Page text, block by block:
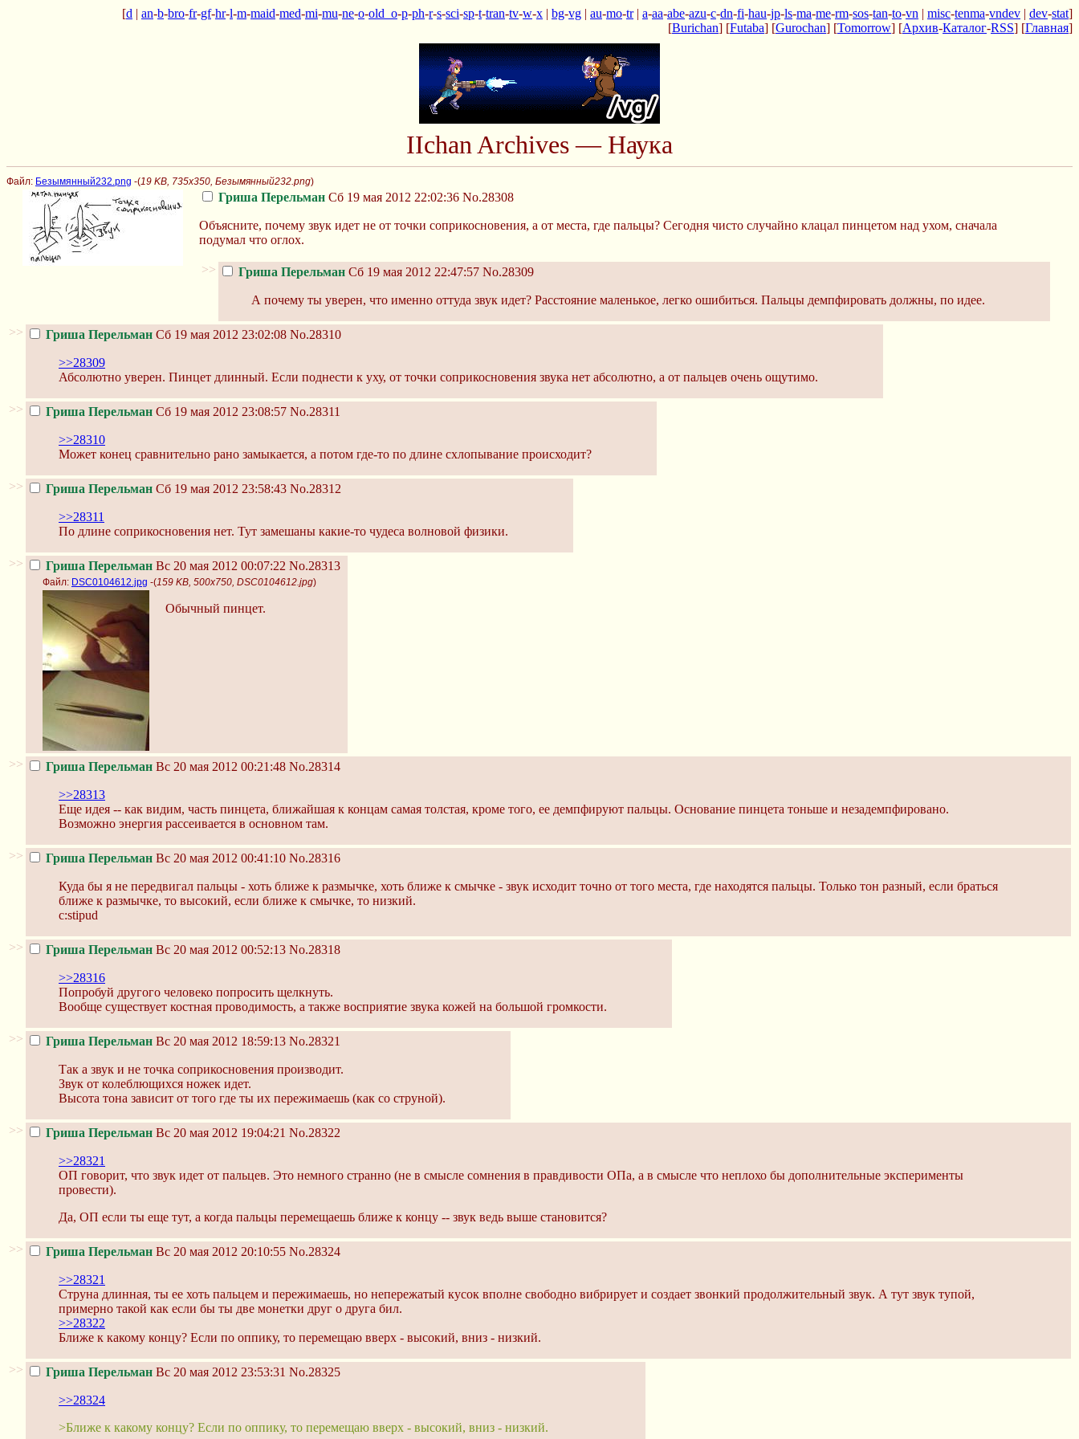
[d | an-b-bro-fr-gf-hr-l-m-maid-med-mi-mu-ne-o-old_o-p-ph-r-s-sci-sp-t-tran-tv-w-x | bg-vg | au-mo-tr| a-aa-abe-azu-c-dn-fi-hau-jp-ls-ma-me-rm-sos-tan-to-vn | misc-tenma-vndev | dev-stat]
[Burichan] [Futaba] [Gurochan] [Tomorrow] [Архив-Каталог-RSS] [Главная]
IIchan Archives — Наука
Файл: Безымянный232.png -(19 KB, 735x350, Безымянный232.png)
Гриша Перельман Сб 19 мая 2012 22:02:36 No.28308
Объясните, почему звук идет не от точки соприкосновения, а от места, где пальцы? Сегодня чисто случайно клацал пинцетом над ухом, сначала
подумал что оглох.
>> Гриша Перельман Сб 19 мая 2012 22:47:57 No.28309
А почему ты уверен, что именно оттуда звук идет? Расстояние маленькое, легко ошибиться. Пальцы демпфировать должны, по идее.
>> Гриша Перельман Сб 19 мая 2012 23:02:08 No.28310
>>28309
Абсолютно уверен. Пинцет длинный. Если поднести к уху, от точки соприкосновения звука нет абсолютно, а от пальцев очень ощутимо.
>> Гриша Перельман Сб 19 мая 2012 23:08:57 No.28311
>>28310
Может конец сравнительно рано замыкается, а потом где-то по длине схлопывание происходит?
>> Гриша Перельман Сб 19 мая 2012 23:58:43 No.28312
>>28311
По длине соприкосновения нет. Тут замешаны какие-то чудеса волновой физики.
>> Гриша Перельман Вс 20 мая 2012 00:07:22 No.28313
Файл: DSC0104612.jpg -(159 KB, 500x750, DSC0104612.jpg)
Обычный пинцет.
>> Гриша Перельман Вс 20 мая 2012 00:21:48 No.28314
>>28313
Еще идея -- как видим, часть пинцета, ближайшая к концам самая толстая, кроме того, ее демпфируют пальцы. Основание пинцета тоньше и незадемпфировано.
Возможно энергия рассеивается в основном там.
>> Гриша Перельман Вс 20 мая 2012 00:41:10 No.28316
Куда бы я не передвигал пальцы - хоть ближе к размычке, хоть ближе к смычке - звук исходит точно от того места, где находятся пальцы. Только тон разный, если браться
ближе к размычке, то высокий, если ближе к смычке, то низкий.
c:stipud
>> Гриша Перельман Вс 20 мая 2012 00:52:13 No.28318
>>28316
Попробуй другого человеко попросить щелкнуть.
Вообще существует костная проводимость, а также восприятие звука кожей на большой громкости.
>> Гриша Перельман Вс 20 мая 2012 18:59:13 No.28321
Так а звук и не точка соприкосновения производит.
Звук от колеблющихся ножек идет.
Высота тона зависит от того где ты их пережимаешь (как со струной).
>> Гриша Перельман Вс 20 мая 2012 19:04:21 No.28322
>>28321
ОП говорит, что звук идет от пальцев. Это немного странно (не в смысле сомнения в правдивости ОПа, а в смысле что неплохо бы дополнительные эксперименты
провести).
Да, ОП если ты еще тут, а когда пальцы перемещаешь ближе к концу -- звук ведь выше становится?
>> Гриша Перельман Вс 20 мая 2012 20:10:55 No.28324
>>28321
Струна длинная, ты ее хоть пальцем и пережимаешь, но непережатый кусок вполне свободно вибрирует и создает звонкий продолжительный звук. А тут звук тупой,
примерно такой как если бы ты две монетки друг о друга бил.
>>28322
Ближе к какому концу? Если по оппику, то перемещаю вверх - высокий, вниз - низкий.
>> Гриша Перельман Вс 20 мая 2012 23:53:31 No.28325
>>28324
>Ближе к какому концу? Если по оппику, то перемещаю вверх - высокий, вниз - низкий.